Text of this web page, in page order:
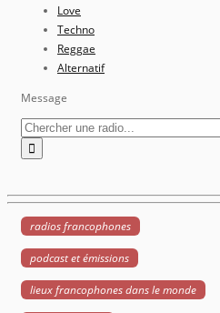
Love
Techno
Reggae
Alternatif
Message
radios francophones
podcast et émissions
lieux francophones dans le monde